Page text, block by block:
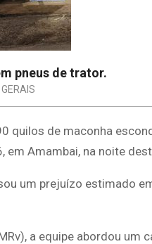
pneus de trator.
quilos de maconha
Amambai, na noite
um prejuízo estimado
a equipe abordou um